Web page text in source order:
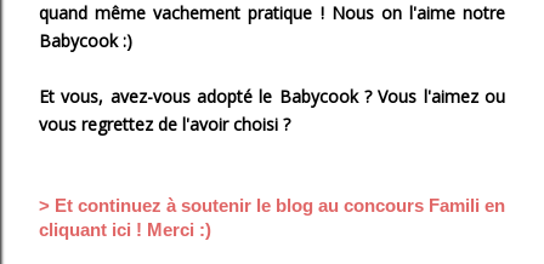
quand même vachement pratique ! Nous on l'aime notre
Babycook :)
Et vous, avez-vous adopté le Babycook ? Vous l'aimez ou
vous regrettez de l'avoir choisi ?
> Et continuez à soutenir le blog au concours Famili en
cliquant ici ! Merci :)